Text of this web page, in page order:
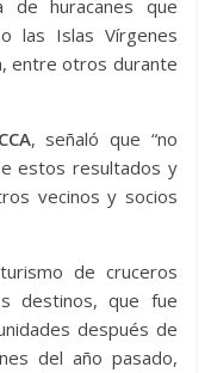
de huracanes que
las Islas Vírgenes
entre otros durante
, señaló que “no
estos resultados y
vecinos y socios
de cruceros
destinos, que fue
después de
del año pasado,